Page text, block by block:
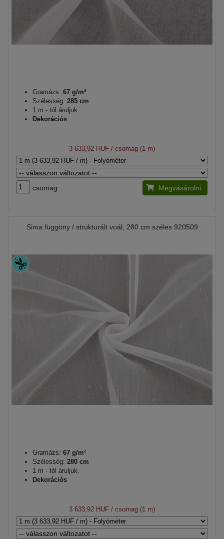
Gramázs: 67 g/m²
Szélesség: 285 cm
1 m - tól áruljuk.
Dekorációs
3 633,92 HUF / csomag (1 m)
csomag Megvásárolni
Sima függöny / strukturált voál, 280 cm széles 920509
Gramázs: 67 g/m²
Szélesség: 280 cm
1 m - tól áruljuk.
Dekorációs
3 633,92 HUF / csomag (1 m)